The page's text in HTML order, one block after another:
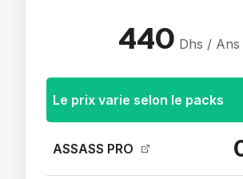
440 Dhs / Ans
Le prix varie selon le packs
ASSASS PRO